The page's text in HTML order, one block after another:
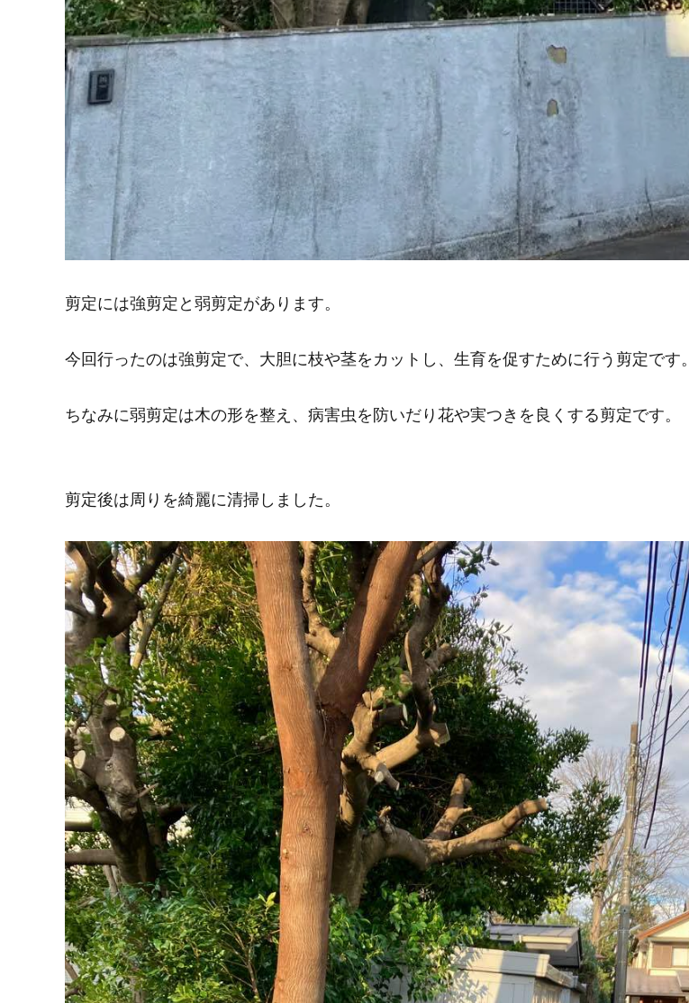
剪定には強剪定と弱剪定があります。
今回行ったのは強剪定で、大胆に枝や茎をカットし、生育を促すために行う剪定です。
ちなみに弱剪定は木の形を整え、病害虫を防いだり花や実つきを良くする剪定です。
剪定後は周りを綺麗に清掃しました。